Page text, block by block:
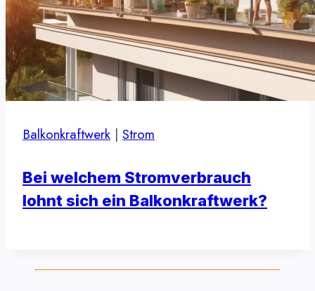
Balkonkraftwerk | Strom
Bei welchem Stromverbrauch
lohnt sich ein Balkonkraftwerk?